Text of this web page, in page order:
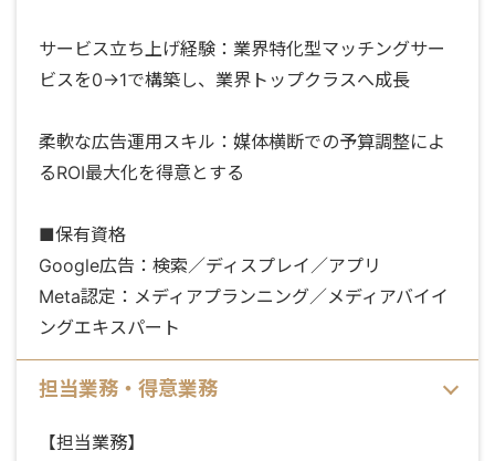
サービス立ち上げ経験：業界特化型マッチングサー
ビスを0→1で構築し、業界トップクラスへ成長
柔軟な広告運用スキル：媒体横断での予算調整によ
るROI最大化を得意とする
■保有資格
Google広告：検索／ディスプレイ／アプリ
Meta認定：メディアプランニング／メディアバイイ
ングエキスパート
担当業務・得意業務
【担当業務】